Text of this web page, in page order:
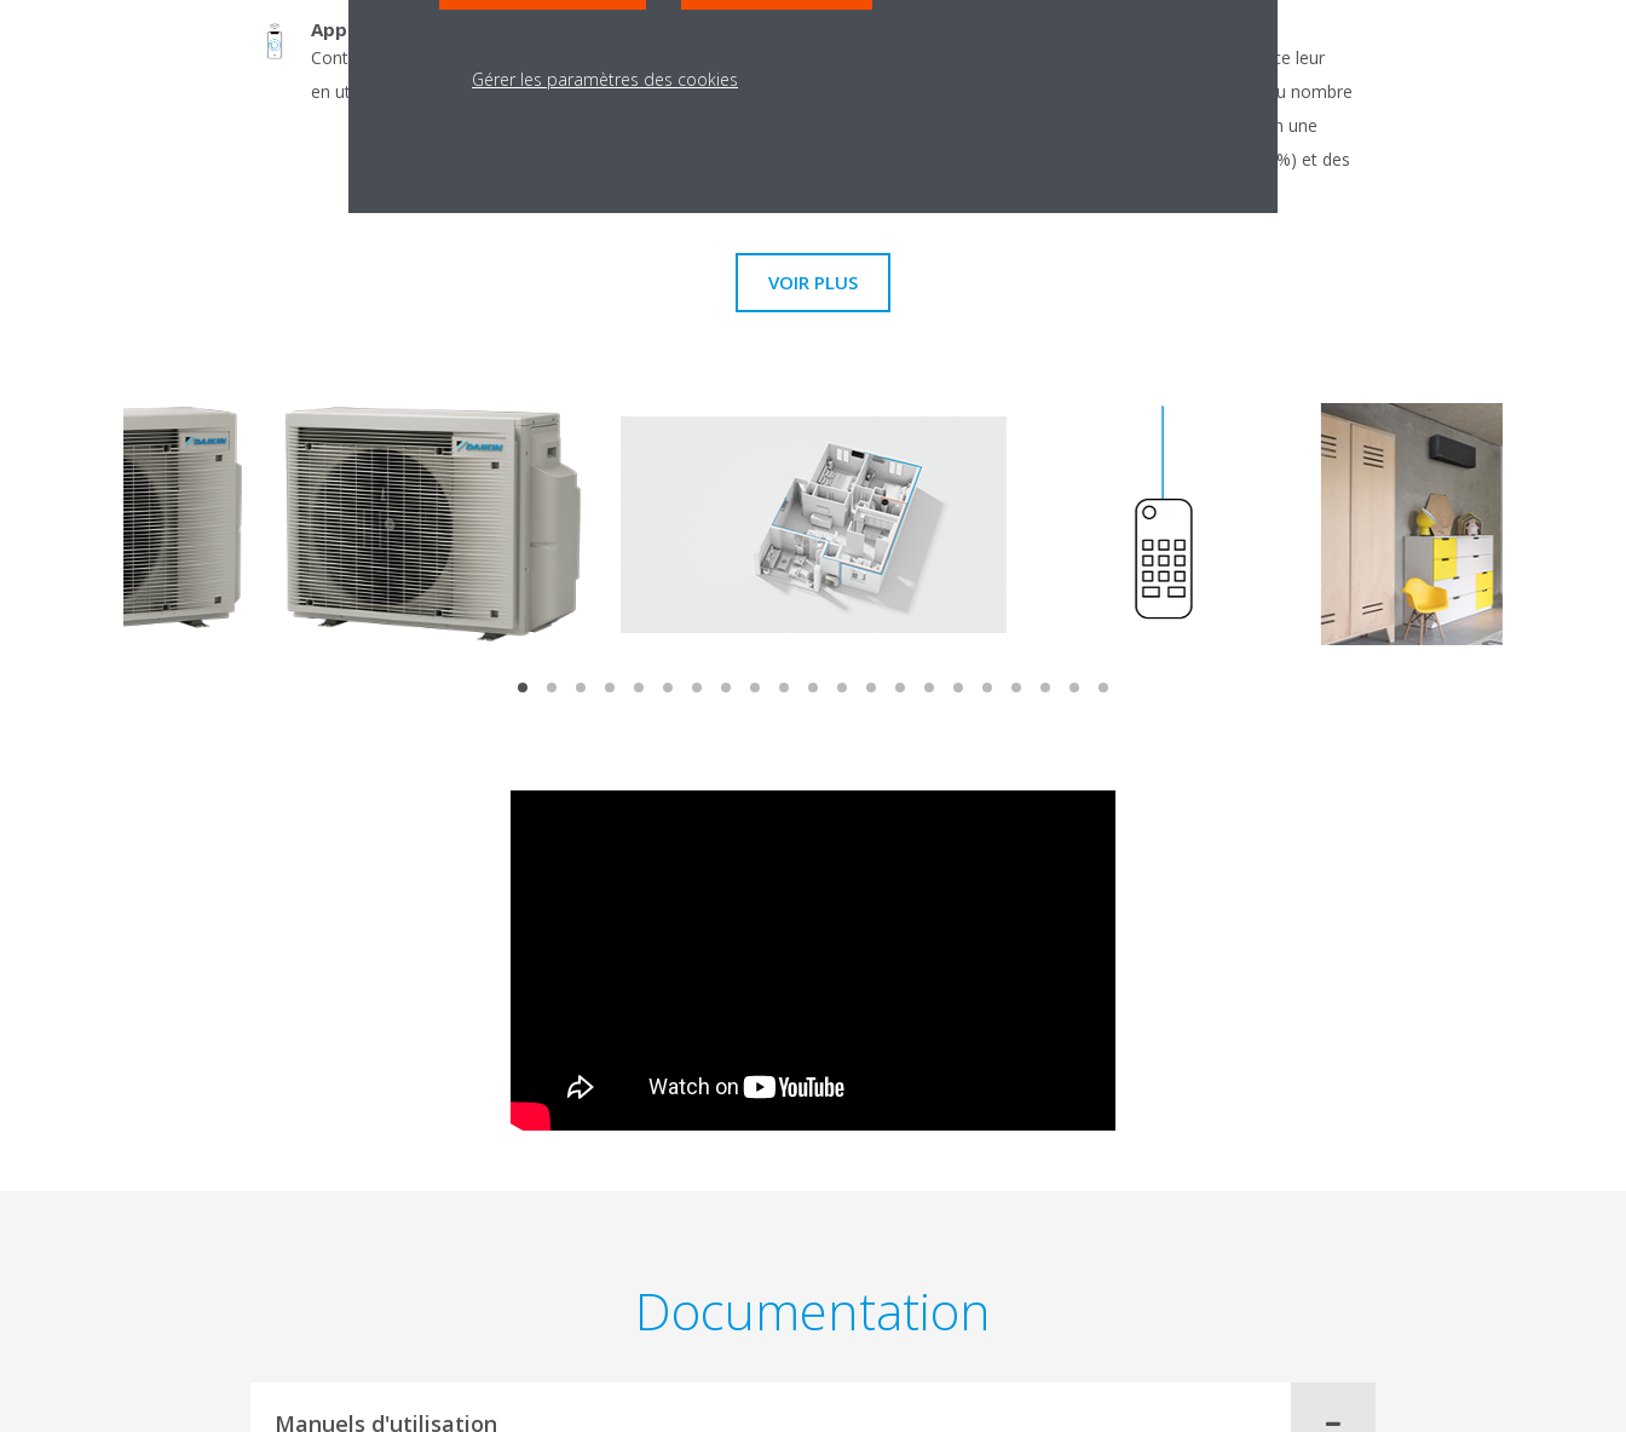
Application Onecta
Contrôlez le conditionnement de l’air de n’importe quel endroit
en utilisant votre smartphone ou votre tablette
Les compresseurs Inverter ajustent en permanence leur
vitesse en fonction de la demande. La réduction du nombre
de démarrages et d'arrêts énergivores résultent en une
consommation énergétique inférieure (jusqu'à 30 %) et des
VOIR PLUS
Documentation
Manuels d'utilisation
Gérer les paramètres des cookies